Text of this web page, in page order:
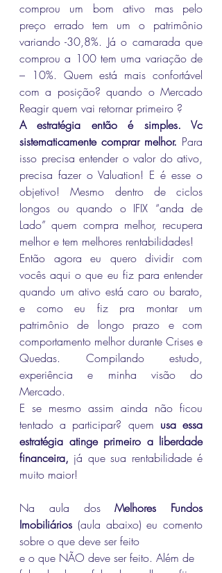
comprou um bom ativo mas pelo
preço errado tem um o patrimônio
variando -30,8%. Já o camarada que
comprou a 100 tem uma variação de
– 10%. Quem está mais confortável
com a posição? quando o Mercado
Reagir quem vai retornar primeiro ?
A estratégia então é simples. Vc
sistematicamente comprar melhor. Para
isso precisa entender o valor do ativo,
precisa fazer o Valuation! E é esse o
objetivo! Mesmo dentro de ciclos
longos ou quando o IFIX “anda de
Lado” quem compra melhor, recupera
melhor e tem melhores rentabilidades!
Então agora eu quero dividir com
vocês aqui o que eu fiz para entender
quando um ativo está caro ou barato,
e como eu fiz pra montar um
patrimônio de longo prazo e com
comportamento melhor durante Crises e
Quedas. Compilando estudo,
experiência e minha visão do
Mercado.
E se mesmo assim ainda não ficou
tentado a participar? quem usa essa
estratégia atinge primeiro a liberdade
financeira, já que sua rentabilidade é
muito maior!
Na aula dos Melhores Fundos
Imobiliários (aula abaixo) eu comento
sobre o que deve ser feito
e o que NÃO deve ser feito. Além de